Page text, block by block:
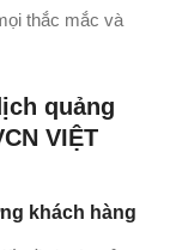
thắc mắc và
quảng
VIỆT
khách hàng